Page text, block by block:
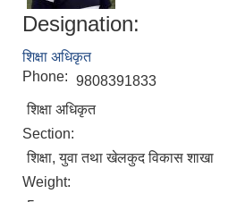
Designation:
शिक्षा अधिकृत
Phone: 9808391833
शिक्षा अधिकृत
Section:
शिक्षा, युवा तथा खेलकुद विकास शाखा
Weight: